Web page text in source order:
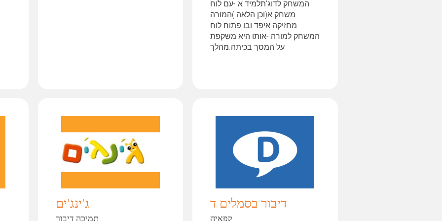
המשחק לדוג'תלמיד א -עם לוח
משחק א(וכן הלאה )המורה
מחזיקה איפד ובו פתוח לוח
המשחק למורה -אותו היא משקפת
על המסך בכיתה.מהלך
ג'ינג'ים
תמיכה דיבור
דיבור בסמלים ד
קפאיה